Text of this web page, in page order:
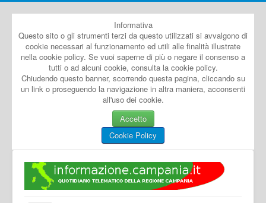
Informativa
Questo sito o gli strumenti terzi da questo utilizzati si avvalgono di
cookie necessari al funzionamento ed utili alle finalità illustrate
nella cookie policy. Se vuoi saperne di più o negare il consenso a
tutti o ad alcuni cookie, consulta la cookie policy.
Chiudendo questo banner, scorrendo questa pagina, cliccando su
un link o proseguendo la navigazione in altra maniera, acconsenti
all'uso dei cookie.
Accetto
Cookie Policy